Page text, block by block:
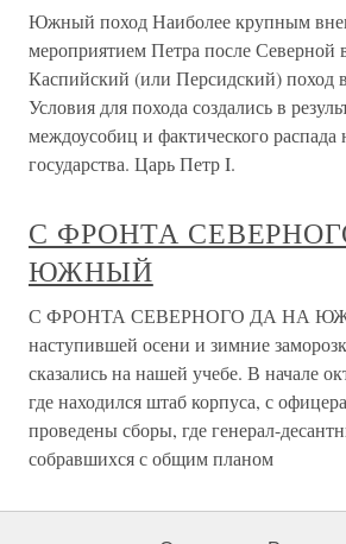
Южный поход Наиболее крупным
мероприятием Петра после
Каспийский (или Персидский) поход
Условия для похода создались в
междоусобиц и фактического распада
государства. Царь Петр I.
С ФРОНТА
ЮЖНЫЙ
С ФРОНТА СЕВЕРНОГО ДА НА
наступившей осени и зимние
сказались на нашей учебе. В начале
где находился штаб корпуса, с
проведены сборы, где генерал-
собравшихся с общим планом